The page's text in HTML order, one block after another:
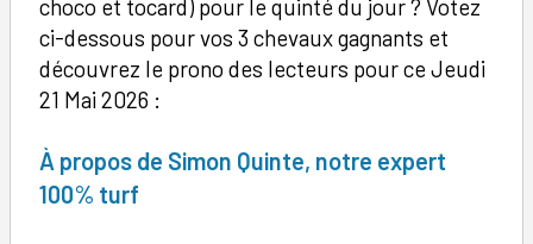
choco et tocard) pour le quinté du jour ? Votez
ci-dessous pour vos 3 chevaux gagnants et
découvrez le prono des lecteurs pour ce Jeudi
21 Mai 2026 :
À propos de Simon Quinte, notre expert
100% turf